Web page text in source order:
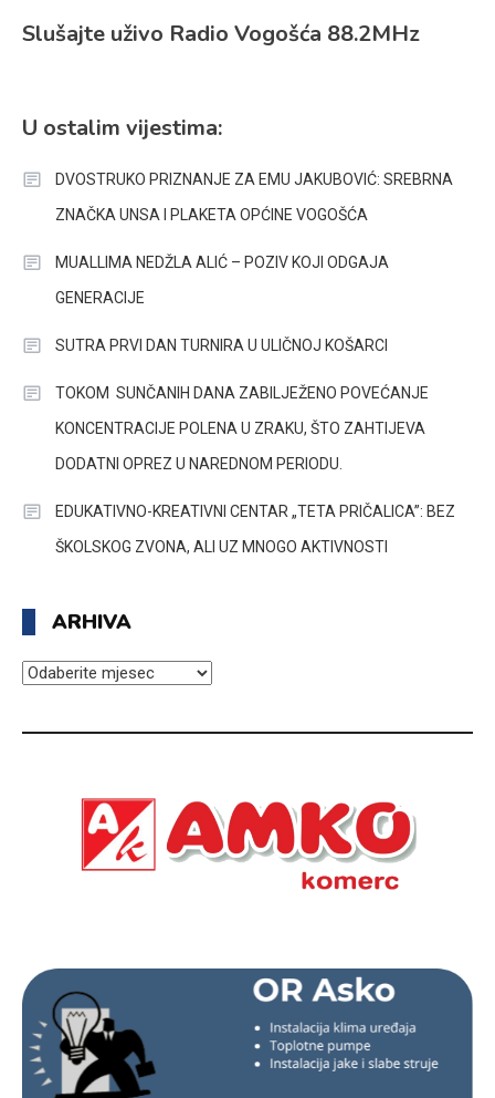
Slušajte uživo Radio Vogošća 88.2MHz
U ostalim vijestima:
DVOSTRUKO PRIZNANJE ZA EMU JAKUBOVIĆ: SREBRNA
ZNAČKA UNSA I PLAKETA OPĆINE VOGOŠĆA
MUALLIMA NEDŽLA ALIĆ – POZIV KOJI ODGAJA
GENERACIJE
SUTRA PRVI DAN TURNIRA U ULIČNOJ KOŠARCI
TOKOM SUNČANIH DANA ZABILJEŽENO POVEĆANJE
KONCENTRACIJE POLENA U ZRAKU, ŠTO ZAHTIJEVA
DODATNI OPREZ U NAREDNOM PERIODU.
EDUKATIVNO-KREATIVNI CENTAR „TETA PRIČALICA”: BEZ
ŠKOLSKOG ZVONA, ALI UZ MNOGO AKTIVNOSTI
ARHIVA
ARHIVA